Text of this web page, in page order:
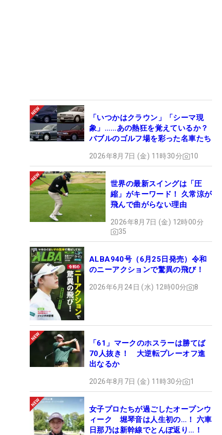
「いつかはクラウン」「シーマ現
象」……あの熱狂を覚えているか？
バブルのゴルフ場を彩った名車たち
2026年8月7日 (金) 11時30分 10
世界の最新スイングは「圧
縮」がキーワード！ 久常涼が
飛んで曲がらない理由
2026年8月7日 (金) 12時00分
35
ALBA940号（6月25日発売）令和
のニーアクションで驚異の飛び！
2026年6月24日 (水) 12時00分 8
「61」マークのホスラーは勝てば
70人抜き！ 大逆転プレーオフ進
出なるか
2026年8月7日 (金) 11時30分 1
女子プロたちが過ごしたオープンウ
ィーク 堀琴音は人生初の…！ 六車
日那乃は新幹線でとんぼ返り…！